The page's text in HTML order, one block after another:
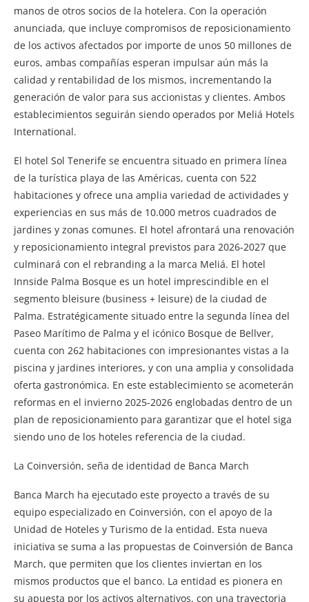
manos de otros socios de la hotelera. Con la operación
anunciada, que incluye compromisos de reposicionamiento
de los activos afectados por importe de unos 50 millones de
euros, ambas compañías esperan impulsar aún más la
calidad y rentabilidad de los mismos, incrementando la
generación de valor para sus accionistas y clientes. Ambos
establecimientos seguirán siendo operados por Meliá Hotels
International.
El hotel Sol Tenerife se encuentra situado en primera línea
de la turística playa de las Américas, cuenta con 522
habitaciones y ofrece una amplia variedad de actividades y
experiencias en sus más de 10.000 metros cuadrados de
jardines y zonas comunes. El hotel afrontará una renovación
y reposicionamiento integral previstos para 2026-2027 que
culminará con el rebranding a la marca Meliá. El hotel
Innside Palma Bosque es un hotel imprescindible en el
segmento bleisure (business + leisure) de la ciudad de
Palma. Estratégicamente situado entre la segunda línea del
Paseo Marítimo de Palma y el icónico Bosque de Bellver,
cuenta con 262 habitaciones con impresionantes vistas a la
piscina y jardines interiores, y con una amplia y consolidada
oferta gastronómica. En este establecimiento se acometerán
reformas en el invierno 2025-2026 englobadas dentro de un
plan de reposicionamiento para garantizar que el hotel siga
siendo uno de los hoteles referencia de la ciudad.
La Coinversión, seña de identidad de Banca March
Banca March ha ejecutado este proyecto a través de su
equipo especializado en Coinversión, con el apoyo de la
Unidad de Hoteles y Turismo de la entidad. Esta nueva
iniciativa se suma a las propuestas de Coinversión de Banca
March, que permiten que los clientes inviertan en los
mismos productos que el banco. La entidad es pionera en
su apuesta por los activos alternativos, con una trayectoria